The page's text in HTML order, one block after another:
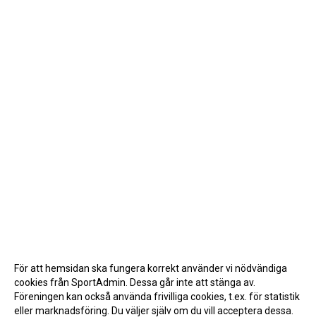
För att hemsidan ska fungera korrekt använder vi nödvändiga
cookies från SportAdmin. Dessa går inte att stänga av.
Föreningen kan också använda frivilliga cookies, t.ex. för statistik
eller marknadsföring. Du väljer själv om du vill acceptera dessa.